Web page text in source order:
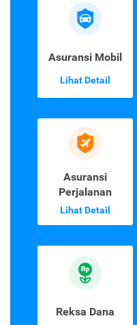
Asuransi Mobil
Lihat Detail
Asuransi
Perjalanan
Lihat Detail
Reksa Dana